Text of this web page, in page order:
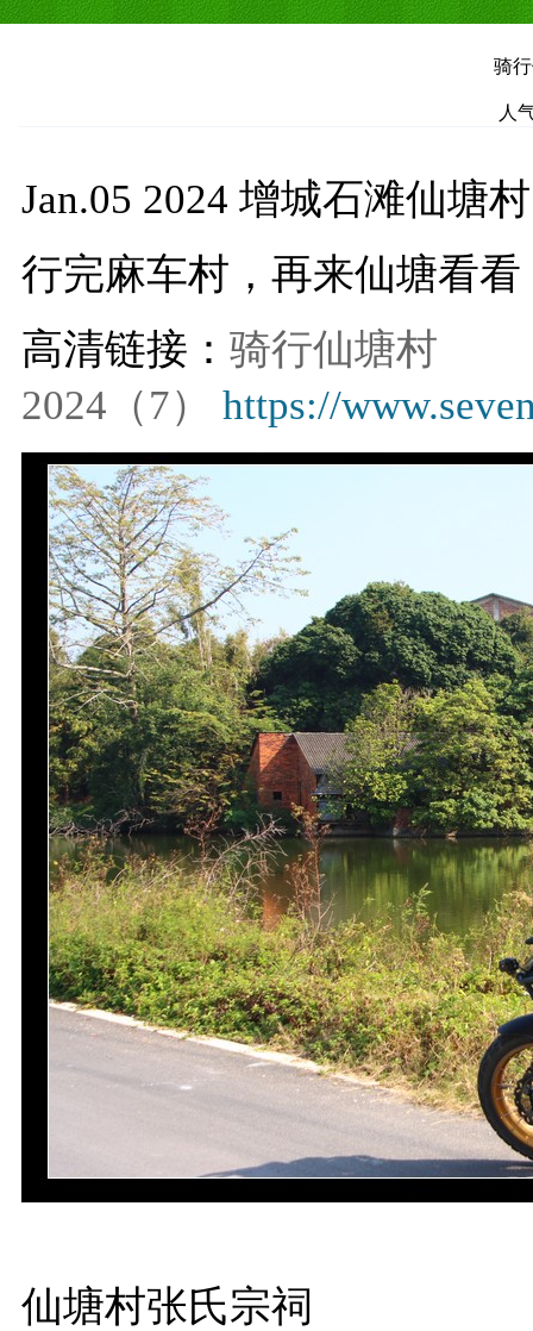
骑
人
Jan.05 2024 增城石滩仙塘村
行完麻车村，再来仙塘看
高清链接： 骑行仙塘村
2024（7）
https://
仙塘村张氏宗祠